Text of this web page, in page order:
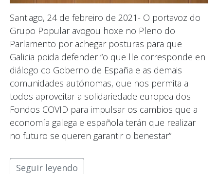
Santiago, 24 de febreiro de 2021- O portavoz do
Grupo Popular avogou hoxe no Pleno do
Parlamento por achegar posturas para que
Galicia poida defender “o que lle corresponde en
diálogo co Goberno de España e as demais
comunidades autónomas, que nos permita a
todos aproveitar a solidariedade europea dos
Fondos COVID para impulsar os cambios que a
economía galega e española terán que realizar
no futuro se queren garantir o benestar”.
Seguir leyendo